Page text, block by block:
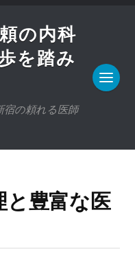
の内科
を踏み
の頼れる医師
と豊富な医